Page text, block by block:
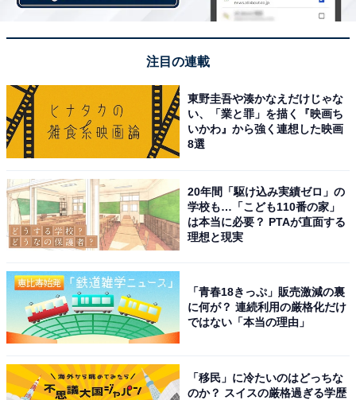
こちらもおすすめ
岩手県で「夏に行きたい穴場の温泉地」ランキ
ング！ 2位「夏油高原温泉郷」を大差で抑えた1
注目の連載
東野圭吾や湊かなえだけじゃな
い、「業と罪」を描く『映画ち
いかわ』から強く連想した映画
8選
20年間「駆け込み実績ゼロ」の
学校も…「こども110番の家」
は本当に必要？ PTAが直面する
理想と現実
「青春18きっぷ」販売激減の裏
に何が？ 連続利用の厳格化だけ
ではない「本当の理由」
「移民」に冷たいのはどっちな
のか？ スイスの厳格過ぎる学歴